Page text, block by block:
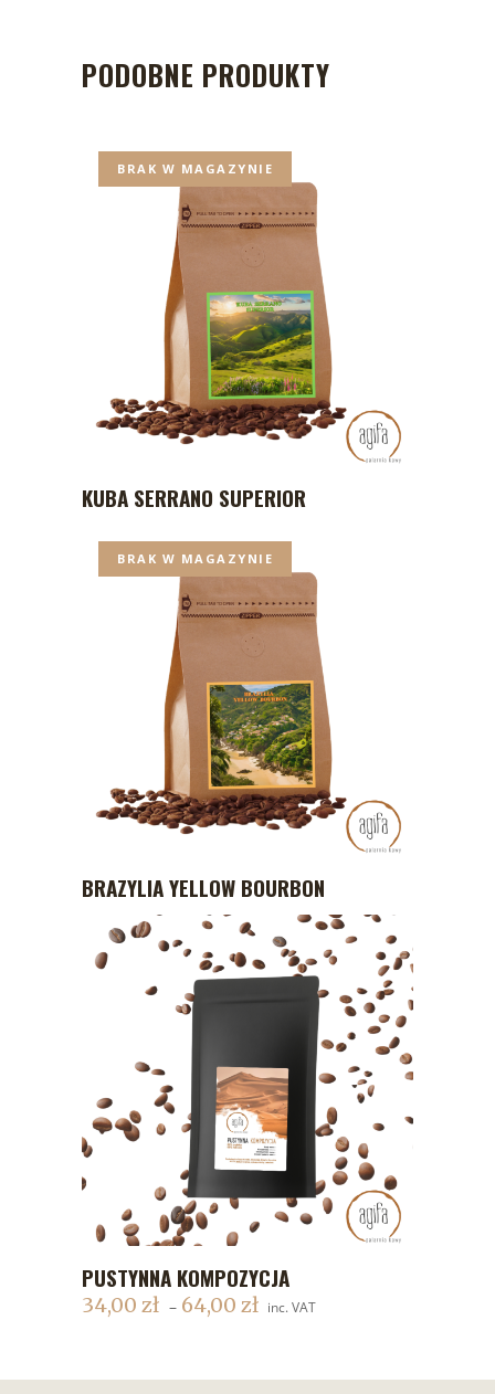
PODOBNE PRODUKTY
BRAK W MAGAZYNIE
KUBA SERRANO SUPERIOR
BRAK W MAGAZYNIE
BRAZYLIA YELLOW BOURBON
DODAJ DO KOSZYKA
PUSTYNNA KOMPOZYCJA
34,00 zł – 64,00 zł inc. VAT